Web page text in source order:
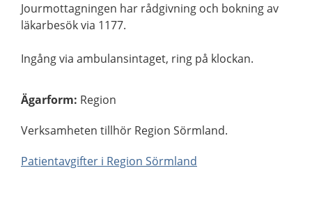
Jourmottagningen har rådgivning och bokning av
läkarbesök via 1177.
Ingång via ambulansintaget, ring på klockan.
Ägarform: Region
Verksamheten tillhör Region Sörmland.
Patientavgifter i Region Sörmland